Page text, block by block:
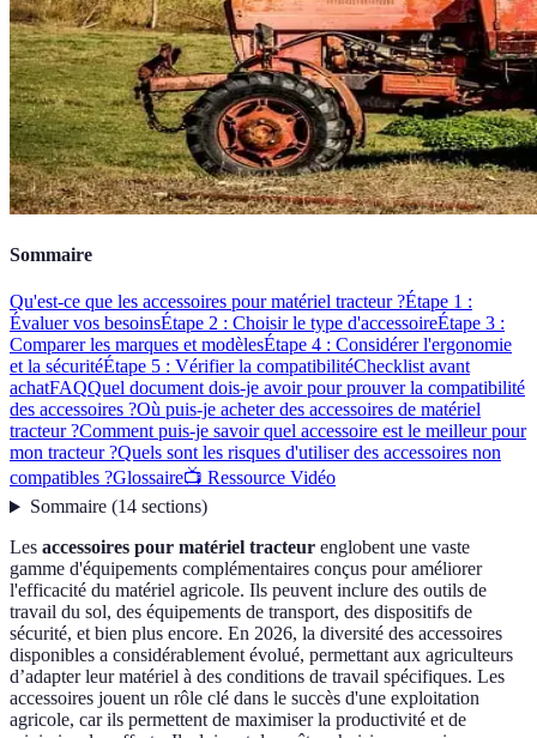
Sommaire
Qu'est-ce que les accessoires pour matériel tracteur ?Étape 1 :
Évaluer vos besoinsÉtape 2 : Choisir le type d'accessoireÉtape 3 :
Comparer les marques et modèlesÉtape 4 : Considérer l'ergonomie
et la sécuritéÉtape 5 : Vérifier la compatibilitéChecklist avant
achatFAQQuel document dois-je avoir pour prouver la compatibilité
des accessoires ?Où puis-je acheter des accessoires de matériel
tracteur ?Comment puis-je savoir quel accessoire est le meilleur pour
mon tracteur ?Quels sont les risques d'utiliser des accessoires non
compatibles ?Glossaire📺 Ressource Vidéo
Sommaire(14 sections)
Les accessoires pour matériel tracteur englobent une vaste
gamme d'équipements complémentaires conçus pour améliorer
l'efficacité du matériel agricole. Ils peuvent inclure des outils de
travail du sol, des équipements de transport, des dispositifs de
sécurité, et bien plus encore. En 2026, la diversité des accessoires
disponibles a considérablement évolué, permettant aux agriculteurs
d’adapter leur matériel à des conditions de travail spécifiques. Les
accessoires jouent un rôle clé dans le succès d'une exploitation
agricole, car ils permettent de maximiser la productivité et de